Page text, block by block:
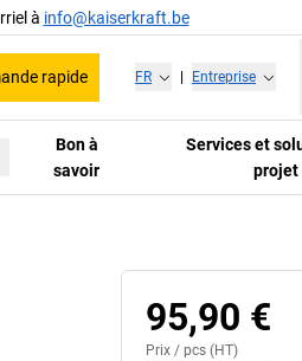
à info@kaiserkraft.be
rapide FR Entreprise
Bon à
savoir
Services et
projet
95,90 €
Prix / pcs (HT)